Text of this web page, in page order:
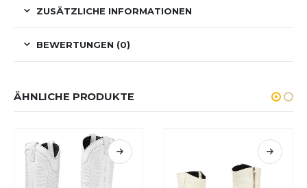
ZUSÄTZLICHE INFORMATIONEN
BEWERTUNGEN (0)
ÄHNLICHE PRODUKTE